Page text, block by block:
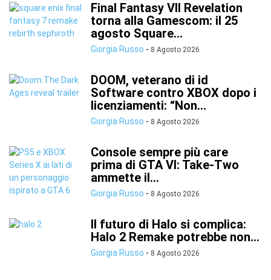
Final Fantasy VII Revelation
torna alla Gamescom: il 25
agosto Square...
Giorgia Russo - 8 Agosto 2026
DOOM, veterano di id
Software contro XBOX dopo i
licenziamenti: “Non...
Giorgia Russo - 8 Agosto 2026
Console sempre più care
prima di GTA VI: Take-Two
ammette il...
Giorgia Russo - 8 Agosto 2026
Il futuro di Halo si complica:
Halo 2 Remake potrebbe non...
Giorgia Russo - 8 Agosto 2026